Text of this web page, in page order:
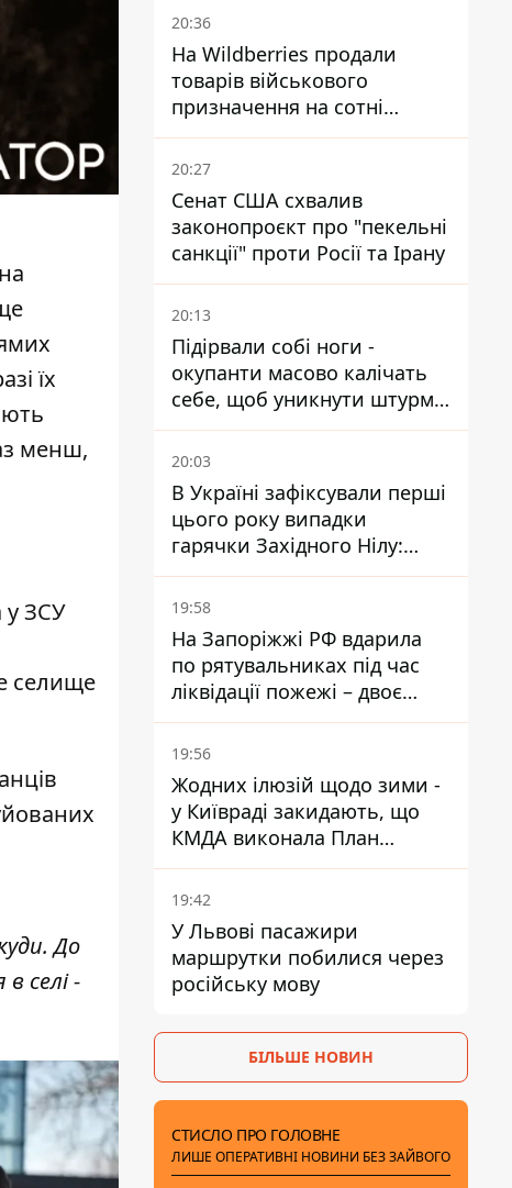
їх
менш,
у ЗСУ
селище
До
селі -
20:36
На Wildberries продали
товарів військового
призначення на сотні
мільйонів, але удари ЗСУ
змінили ситуацію
20:27
Сенат США схвалив
законопроєкт про "пекельні
санкції" проти Росії та Ірану
20:13
Підірвали собі ноги -
окупанти масово калічать
себе, щоб уникнути штурмів
- ГУР
20:03
В Україні зафіксували перші
цього року випадки
гарячки Західного Нілу:
двоє людей заразилися
після укусів комарів
19:58
На Запоріжжі РФ вдарила
по рятувальниках під час
ліквідації пожежі – двоє
поранених
19:56
Жодних ілюзій щодо зими -
у Київраді закидають, що
КМДА виконала План
стійкості на 20%
19:42
У Львові пасажири
маршрутки побилися через
російську мову
БІЛЬШЕ НОВИН
СТИСЛО ПРО ГОЛОВНЕ
ЛИШЕ ОПЕРАТИВНІ НОВИНИ БЕЗ ЗАЙВОГО